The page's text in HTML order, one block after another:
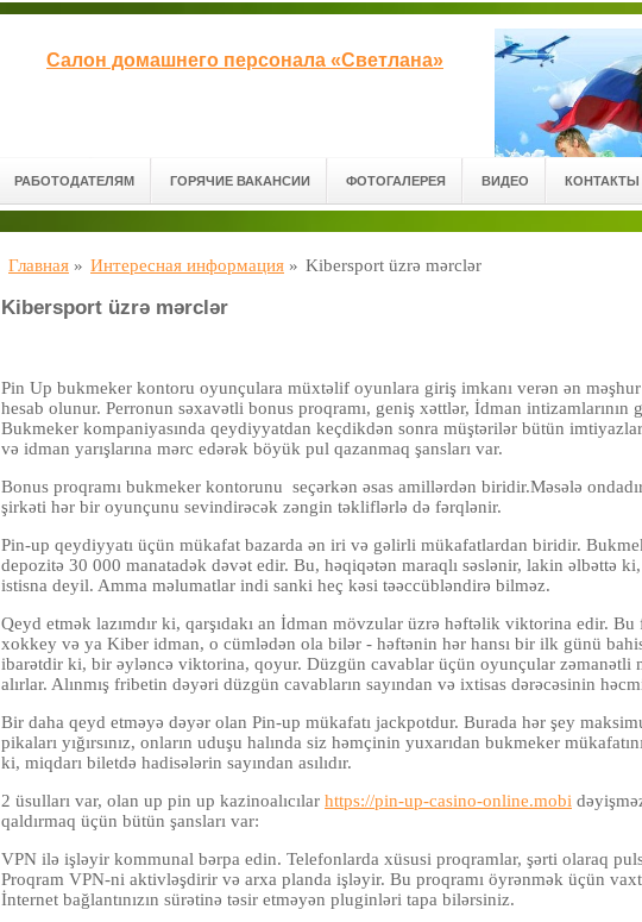
Салон домашнего персонала «Светлана»
РАБОТОДАТЕЛЯМ ГОРЯЧИЕ ВАКАНСИИ ФОТОГАЛЕРЕЯ ВИДЕО КОНТАКТЫ
Главная » Интересная информация » Kibersport üzrə mərclər
Kibersport üzrə mərclər
Pin Up bukmeker kontoru oyunçulara müxtəlif oyunlara giriş imkanı verən ən
hesab olunur. Perronun səxavətli bonus proqramı, geniş xəttlər, İdman intizamlarının
Bukmeker kompaniyasında qeydiyyatdan keçdikdən sonra müştərilər bütün
və idman yarışlarına mərc edərək böyük pul qazanmaq şansları var.
Bonus proqramı bukmeker kontorunu seçərkən əsas amillərdən biridir.Məsələ
şirkəti hər bir oyunçunu sevindirəcək zəngin təkliflərlə də fərqlənir.
Pin-up qeydiyyatı üçün mükafat bazarda ən iri və gəlirli mükafatlardan biridir.
depozitə 30 000 manatadək dəvət edir. Bu, həqiqətən maraqlı səslənir, lakin əlbəttə
istisna deyil. Amma məlumatlar indi sanki heç kəsi təəccübləndirə bilməz.
Qeyd etmək lazımdır ki, qarşıdakı an İdman mövzular üzrə həftəlik viktorina edir.
xokkey və ya Kiber idman, o cümlədən ola bilər - həftənin hər hansı bir ilk günü
ibarətdir ki, bir əyləncə viktorina, qoyur. Düzgün cavablar üçün oyunçular zəmanətli
alırlar. Alınmış fribetin dəyəri düzgün cavabların sayından və ixtisas dərəcəsinin
Bir daha qeyd etməyə dəyər olan Pin-up mükafatı jackpotdur. Burada hər şey
pikaları yığırsınız, onların uduşu halında siz həmçinin yuxarıdan bukmeker mükafatını
ki, miqdarı biletdə hadisələrin sayından asılıdır.
2 üsulları var, olan up pin up kazinoalıcılar https://pin-up-casino-online.mobi
qaldırmaq üçün bütün şansları var:
VPN ilə işləyir kommunal bərpa edin. Telefonlarda xüsusi proqramlar, şərti olaraq
Proqram VPN-ni aktivləşdirir və arxa planda işləyir. Bu proqramı öyrənmək üçün
İnternet bağlantınızın sürətinə təsir etməyən pluginləri tapa bilərsiniz.